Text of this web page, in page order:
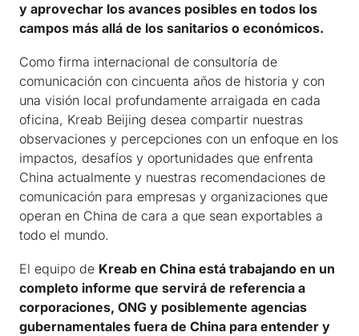
y aprovechar los avances posibles en todos los
campos más allá de los sanitarios o económicos.
Como firma internacional de consultoría de
comunicación con cincuenta años de historia y con
una visión local profundamente arraigada en cada
oficina, Kreab Beijing desea compartir nuestras
observaciones y percepciones con un enfoque en los
impactos, desafíos y oportunidades que enfrenta
China actualmente y nuestras recomendaciones de
comunicación para empresas y organizaciones que
operan en China de cara a que sean exportables a
todo el mundo.
El equipo de Kreab en China está trabajando en un
completo informe que servirá de referencia a
corporaciones, ONG y posiblemente agencias
gubernamentales fuera de China para entender y